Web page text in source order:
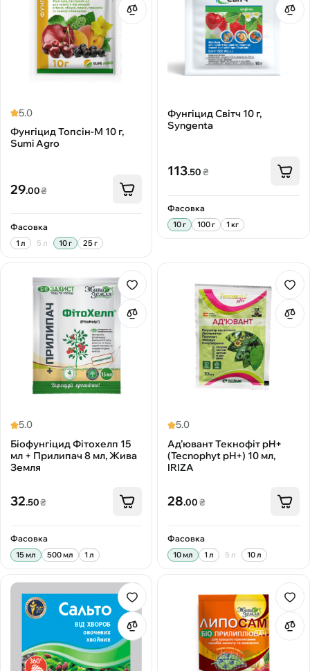
5.0
Фунгіцид Топсін-М 10 г,
Sumi Agro
29.00₴
Фасовка
1 л 5 л 10 г 25 г
Фунгіцид Світч 10 г,
Syngenta
113.50₴
Фасовка
10 г 100 г 1 кг
5.0
Біофунгіцид Фітохелп 15
мл + Прилипач 8 мл, Жива
Земля
32.50₴
Фасовка
15 мл 500 мл 1 л
5.0
Ад’ювант Текнофіт pH+
(Tecnophyt pH+) 10 мл,
IRIZA
28.00₴
Фасовка
10 мл 1 л 5 л 10 л